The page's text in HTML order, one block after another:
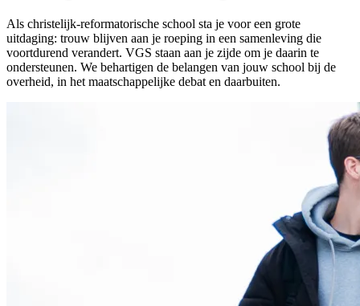
Als christelijk-reformatorische school sta je voor een grote
uitdaging: trouw blijven aan je roeping in een samenleving die
voortdurend verandert. VGS staan aan je zijde om je daarin te
ondersteunen. We behartigen de belangen van jouw school bij de
overheid, in het maatschappelijke debat en daarbuiten.